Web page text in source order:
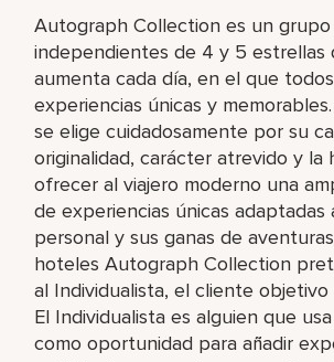
Autograph Collection es un
independientes de 4 y 5 estrellas
aumenta cada día, en el que
experiencias únicas y
se elige cuidadosamente por su
originalidad, carácter atrevido y la
ofrecer al viajero moderno una
de experiencias únicas adaptadas
personal y sus ganas de
hoteles Autograph Collection
al Individualista, el cliente objetivo
El Individualista es alguien que
como oportunidad para añadir